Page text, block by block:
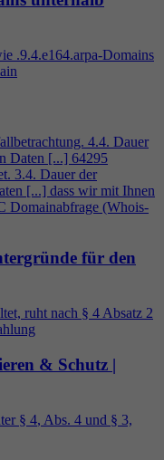
.9.4.e164.arpa-Domains
4.4. Dauer
Daten [...] 64295
3.4. Dauer der
[...] dass wir mit Ihnen
Domainabfrage (Whois-
für den
ruht nach § 4 Absatz 2
& Schutz |
§ 4, Abs. 4 und § 3,